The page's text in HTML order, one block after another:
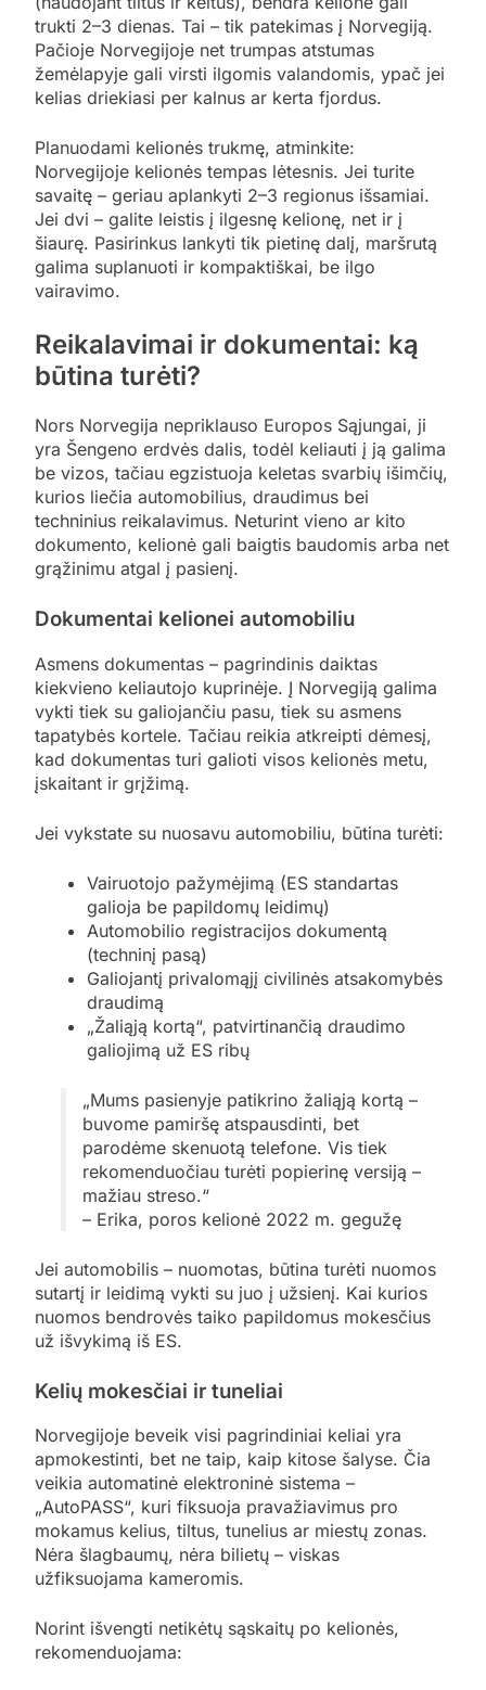
trukti 2–3 dienas. Tai – tik patekimas į Norvegiją.
Pačioje Norvegijoje net trumpas atstumas
žemėlapyje gali virsti ilgomis valandomis, ypač jei
kelias driekiasi per kalnus ar kerta fjordus.
Planuodami kelionės trukmę, atminkite:
Norvegijoje kelionės tempas lėtesnis. Jei turite
savaitę – geriau aplankyti 2–3 regionus išsamiai.
Jei dvi – galite leistis į ilgesnę kelionę, net ir į
šiaurę. Pasirinkus lankyti tik pietinę dalį, maršrutą
galima suplanuoti ir kompaktiškai, be ilgo
vairavimo.
Reikalavimai ir dokumentai: ką
būtina turėti?
Nors Norvegija nepriklauso Europos Sąjungai, ji
yra Šengeno erdvės dalis, todėl keliauti į ją galima
be vizos, tačiau egzistuoja keletas svarbių išimčių,
kurios liečia automobilius, draudimus bei
techninius reikalavimus. Neturint vieno ar kito
dokumento, kelionė gali baigtis baudomis arba net
grąžinimu atgal į pasienį.
Dokumentai kelionei automobiliu
Asmens dokumentas – pagrindinis daiktas
kiekvieno keliautojo kuprinėje. Į Norvegiją galima
vykti tiek su galiojančiu pasu, tiek su asmens
tapatybės kortele. Tačiau reikia atkreipti dėmesį,
kad dokumentas turi galioti visos kelionės metu,
įskaitant ir grįžimą.
Jei vykstate su nuosavu automobiliu, būtina turėti:
Vairuotojo pažymėjimą (ES standartas
galioja be papildomų leidimų)
Automobilio registracijos dokumentą
(techninį pasą)
Galiojantį privalomąjį civilinės atsakomybės
draudimą
„Žaliąją kortą“, patvirtinančią draudimo
galiojimą už ES ribų
„Mums pasienyje patikrino žaliąją kortą –
buvome pamiršę atspausdinti, bet
parodėme skenuotą telefone. Vis tiek
rekomenduočiau turėti popierinę versiją –
mažiau streso.“
– Erika, poros kelionė 2022 m. gegužę
Jei automobilis – nuomotas, būtina turėti nuomos
sutartį ir leidimą vykti su juo į užsienį. Kai kurios
nuomos bendrovės taiko papildomus mokesčius
už išvykimą iš ES.
Kelių mokesčiai ir tuneliai
Norvegijoje beveik visi pagrindiniai keliai yra
apmokestinti, bet ne taip, kaip kitose šalyse. Čia
veikia automatinė elektroninė sistema –
„AutoPASS“, kuri fiksuoja pravažiavimus pro
mokamus kelius, tiltus, tunelius ar miestų zonas.
Nėra šlagbaumų, nėra bilietų – viskas
užfiksuojama kameromis.
Norint išvengti netikėtų sąskaitų po kelionės,
rekomenduojama: